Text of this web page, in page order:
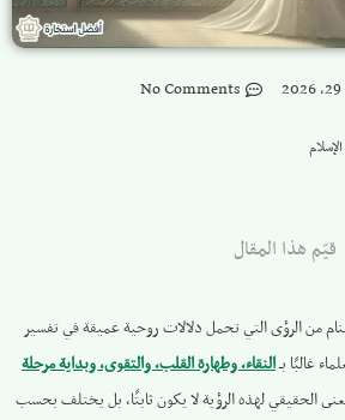
No Comments
قيّم هذا المقال
من الرؤى التي تحمل دلالات روحية عميقة في تفسير
غالبًا بـالنقاء، وطهارة القلب، والتقوى، وبداية مرحلة
الحقيقي لهذه الرؤية لا يكون ثابتًا، بل يختلف بحسب